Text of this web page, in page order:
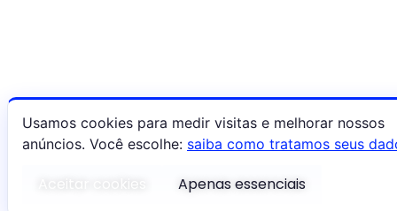
Usamos cookies para medir visitas e melhorar nossos
anúncios. Você escolhe: saiba como tratamos seus
Apenas essenciais